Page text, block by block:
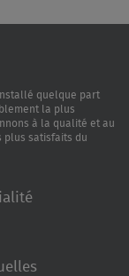
quelque part
la plus
à la qualité et au
plus satisfaits du